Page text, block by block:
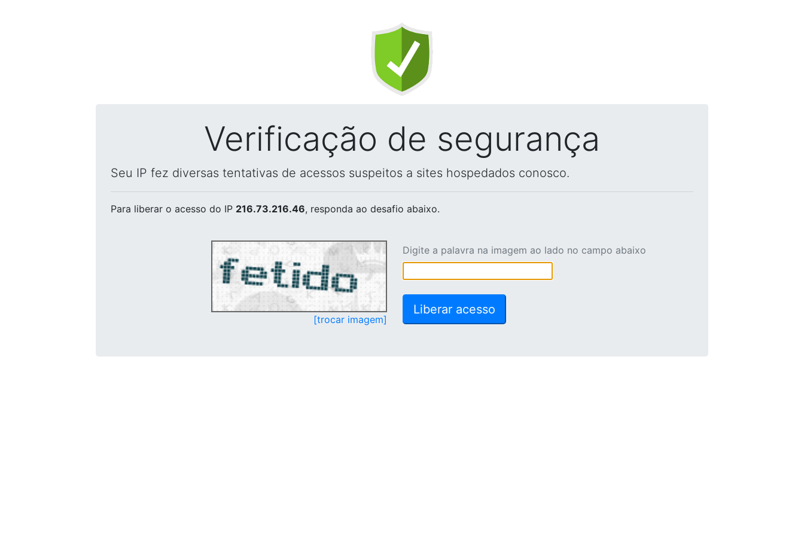
Verificação de segurança
Seu IP fez diversas tentativas de acessos suspeitos a sites hospedados conosco.
Para liberar o acesso do IP 216.73.216.46, responda ao desafio abaixo.
[trocar imagem]
Digite a palavra na imagem ao lado no campo abaixo